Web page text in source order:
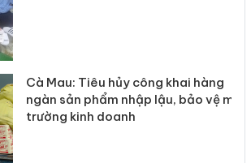
Cà Mau: Tiêu hủy công khai hàng
ngàn sản phẩm nhập lậu, bảo vệ môi
trường kinh doanh